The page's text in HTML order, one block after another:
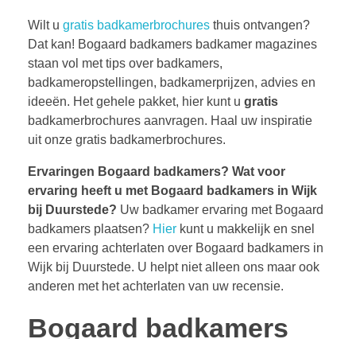
Wilt u gratis badkamerbrochures thuis ontvangen?
Dat kan! Bogaard badkamers badkamer magazines
staan vol met tips over badkamers,
badkameropstellingen, badkamerprijzen, advies en
ideeën. Het gehele pakket, hier kunt u gratis
badkamerbrochures aanvragen. Haal uw inspiratie
uit onze gratis badkamerbrochures.
Ervaringen Bogaard badkamers? Wat voor
ervaring heeft u met Bogaard badkamers in Wijk
bij Duurstede? Uw badkamer ervaring met Bogaard
badkamers plaatsen? Hier kunt u makkelijk en snel
een ervaring achterlaten over Bogaard badkamers in
Wijk bij Duurstede. U helpt niet alleen ons maar ook
anderen met het achterlaten van uw recensie.
Bogaard badkamers